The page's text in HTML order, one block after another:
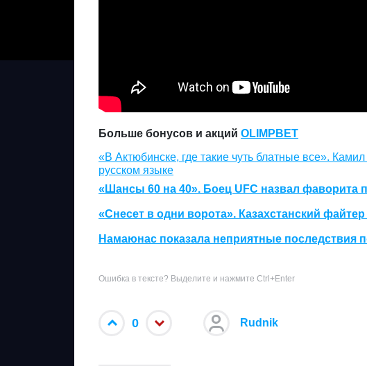
Больше бонусов и акций OLIMPBET
«В Актюбинске, где такие чуть блатные все».
русском языке
«Шансы 60 на 40». Боец UFC назвал фаворита
«Снесет в одни ворота». Казахстанский
Намаюнас показала неприятные последствия
Ошибка в тексте? Выделите и нажмите Ctrl+Enter
0 Rudnik